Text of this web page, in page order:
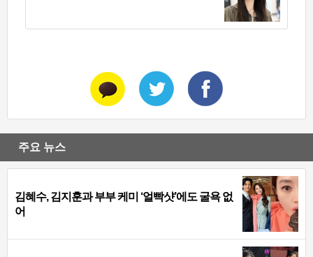
주요 뉴스
김혜수, 김지훈과 부부 케미 ‘얼빡샷’에도 굴욕 없
어